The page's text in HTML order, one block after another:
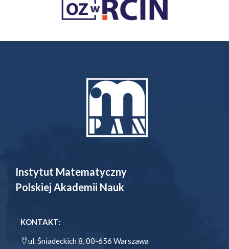
Instytut Matematyczny
Polskiej Akademii Nauk
KONTAKT:
ul. Śniadeckich 8, 00-656 Warszawa